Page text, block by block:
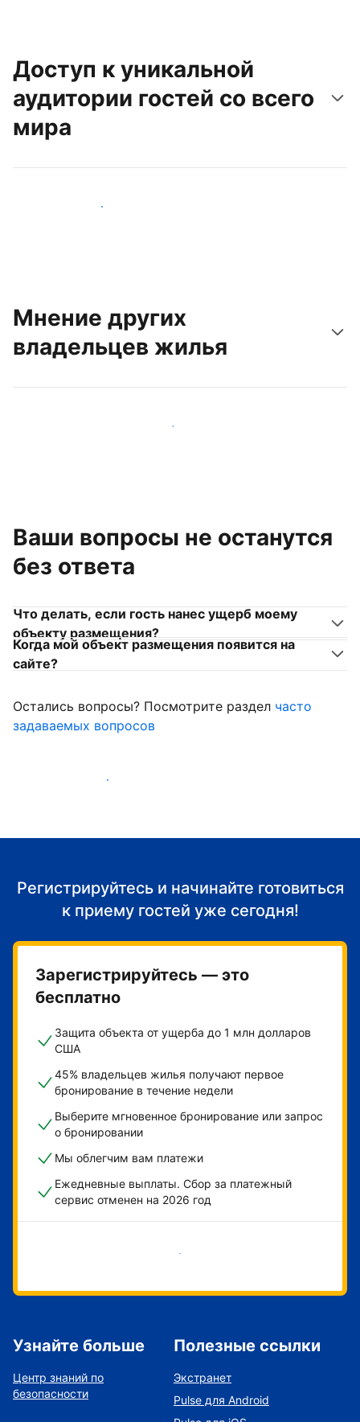
Доступ к уникальной
аудитории гостей со всего
мира
Привлечь новых гостей
Мнение других
владельцев жилья
Присоединиться к другим владельцам жилья
Ваши вопросы не останутся
без ответа
Что делать, если гость нанес ущерб моему
объекту размещения?
Когда мой объект размещения появится на
сайте?
Остались вопросы? Посмотрите раздел часто
задаваемых вопросов
Начать принимать гостей
Регистрируйтесь и начинайте готовиться
к приему гостей уже сегодня!
Зарегистрируйтесь — это
бесплатно
Защита объекта от ущерба до 1 млн долларов
США
45% владельцев жилья получают первое
бронирование в течение недели
Выберите мгновенное бронирование или запрос
о бронировании
Мы облегчим вам платежи
Ежедневные выплаты. Сбор за платежный
сервис отменен на 2026 год
Начать
Узнайте больше
Центр знаний по
безопасности
Полезные ссылки
Экстранет
Pulse для Android